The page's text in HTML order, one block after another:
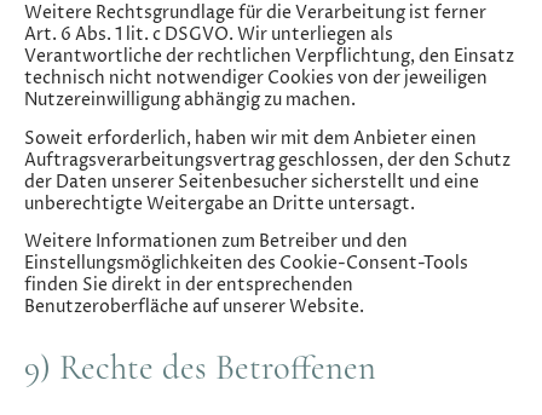
Weitere Rechtsgrundlage für die Verarbeitung ist ferner
Art. 6 Abs. 1 lit. c DSGVO. Wir unterliegen als
Verantwortliche der rechtlichen Verpflichtung, den Einsatz
technisch nicht notwendiger Cookies von der jeweiligen
Nutzereinwilligung abhängig zu machen.
Soweit erforderlich, haben wir mit dem Anbieter einen
Auftragsverarbeitungsvertrag geschlossen, der den Schutz
der Daten unserer Seitenbesucher sicherstellt und eine
unberechtigte Weitergabe an Dritte untersagt.
Weitere Informationen zum Betreiber und den
Einstellungsmöglichkeiten des Cookie-Consent-Tools
finden Sie direkt in der entsprechenden
Benutzeroberfläche auf unserer Website.
9) Rechte des Betroffenen